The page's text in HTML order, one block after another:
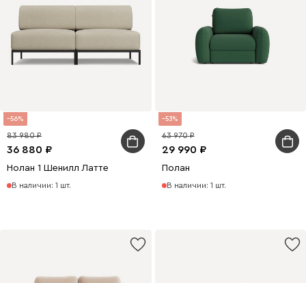
56
36 880
83 980
Нолан 1 Шенилл Латте
В наличии: 1 шт.
53
29 990
63 970
Полан
В наличии: 1 шт.